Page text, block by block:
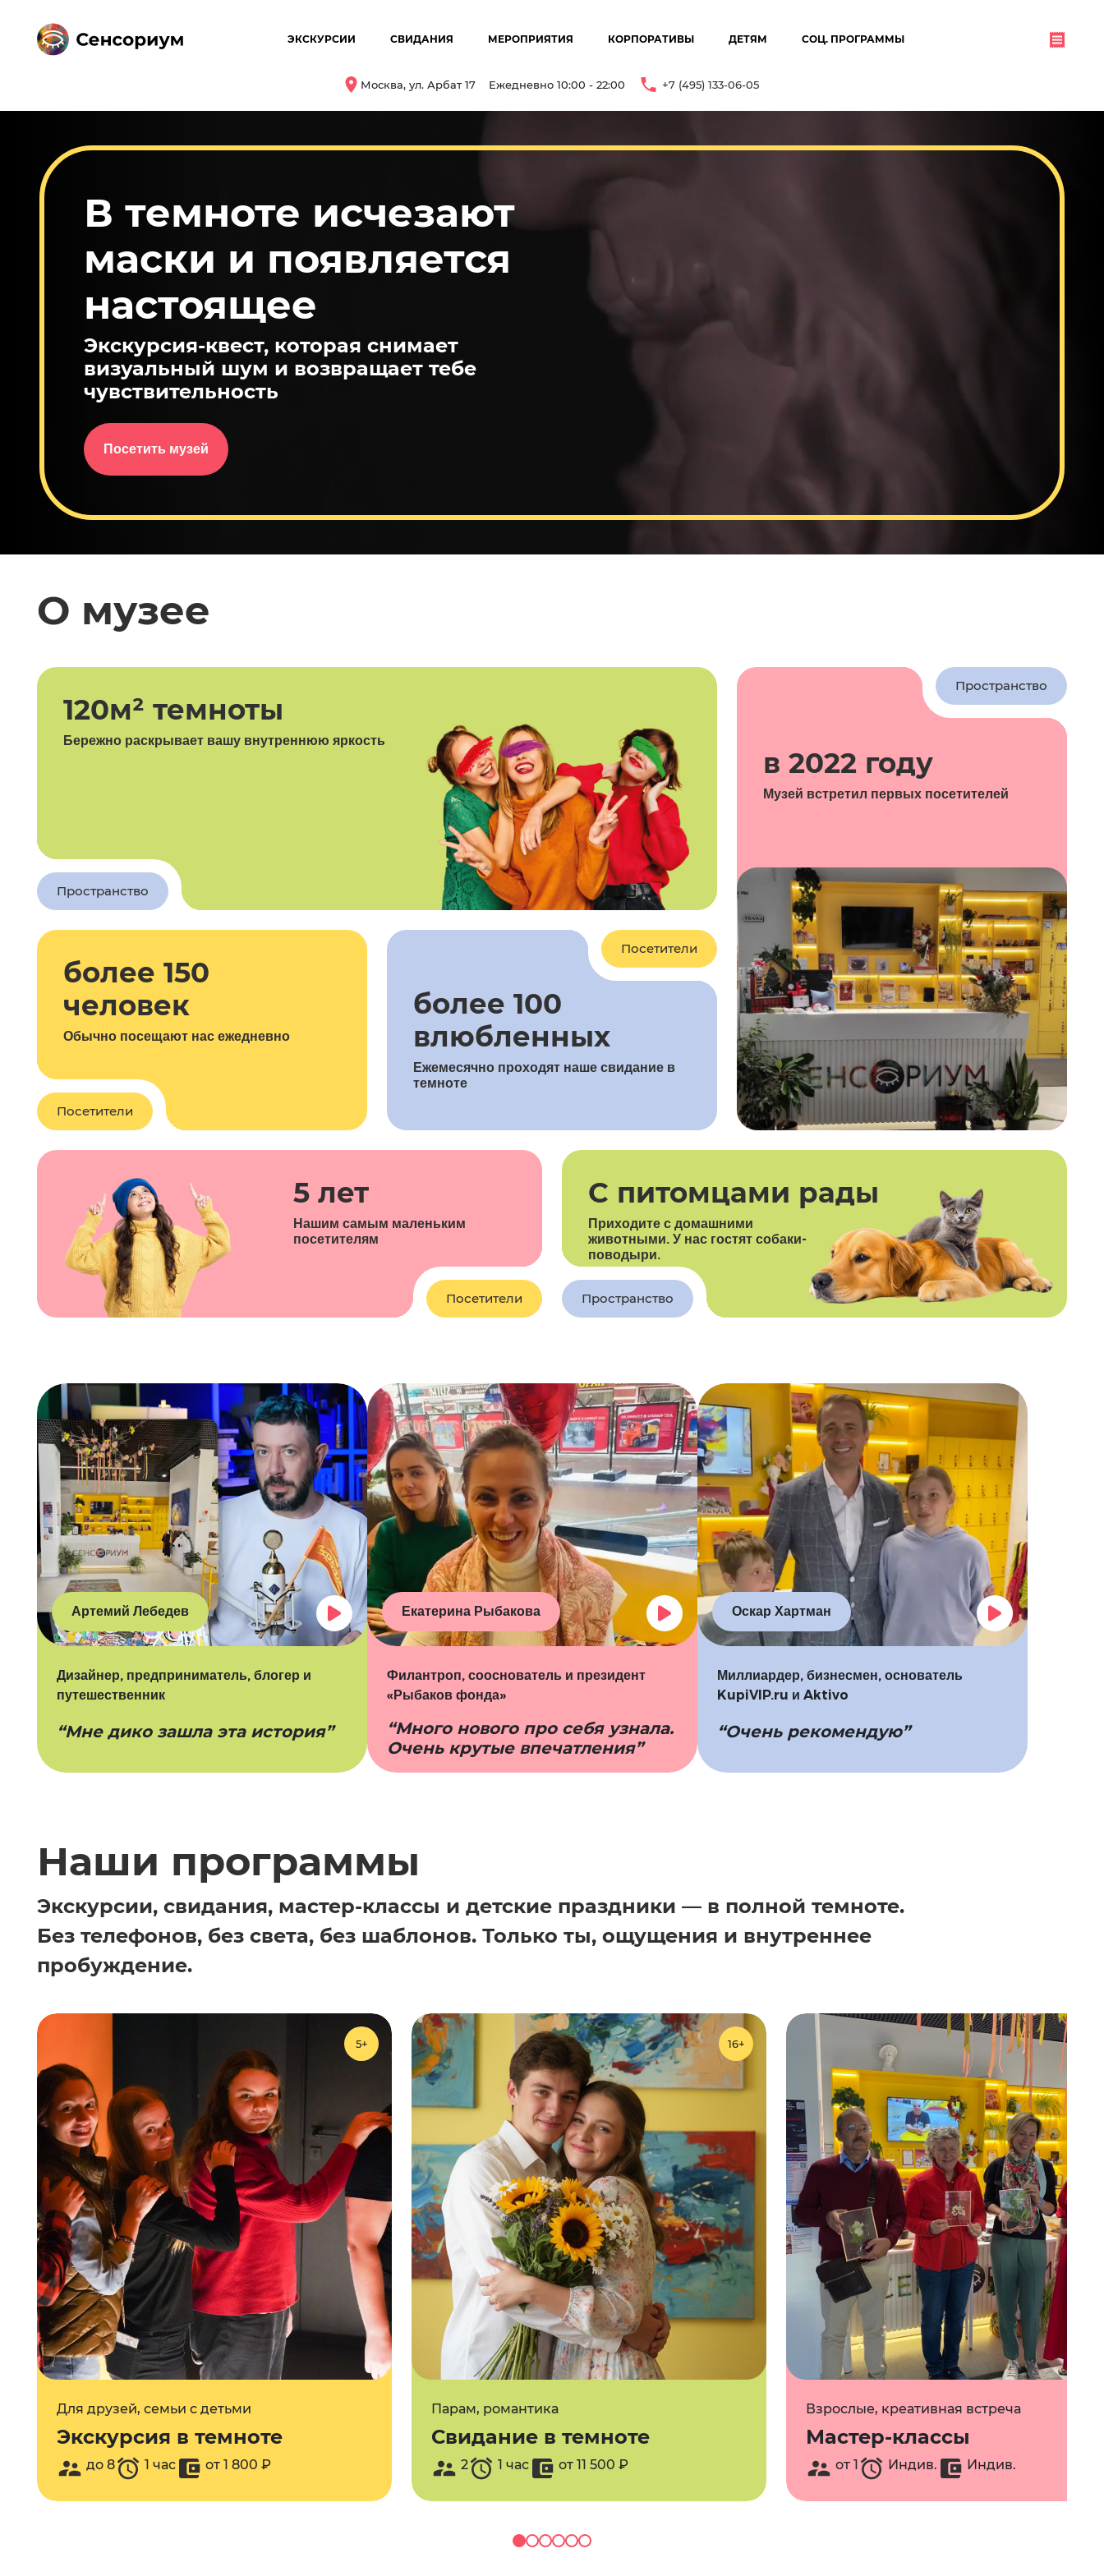
ЭКСКУРСИИ СВИДАНИЯ МЕРОПРИЯТИЯ КОРПОРАТИВЫ ДЕТЯМ СОЦ. ПРОГРАММЫ
Москва, ул. Арбат 17 Ежедневно 10:00 - 22:00 +7 (495) 133-06-05
В темноте исчезают
маски и появляется
настоящее
Экскурсия-квест, которая снимает
визуальный шум и возвращает тебе
чувствительность
Посетить музей
О музее
120м² темноты
Бережно раскрывает вашу внутреннюю яркость
Пространство
более 150
человек
Обычно посещают нас ежедневно
Посетители
более 100
влюбленных
Ежемесячно проходят наше свидание в
темноте
Посетители
в 2022 году
Музей встретил первых посетителей
Пространство
5 лет
Нашим самым маленьким
посетителям
Посетители
С питомцами рады
Приходите с домашними
животными. У нас гостят собаки-
поводыри.
Пространство
Артемий Лебедев
Дизайнер, предприниматель, блогер и
путешественник
“Мне дико зашла эта история”
Екатерина Рыбакова
Филантроп, сооснователь и президент
«Рыбаков фонда»
“Много нового про себя узнала.
Очень крутые впечатления”
Оскар Хартман
Миллиардер, бизнесмен, основатель
KupiVIP.ru и Aktivo
“Очень рекомендую”
Наши программы
Экскурсии, свидания, мастер-классы и детские праздники — в полной темноте.
Без телефонов, без света, без шаблонов. Только ты, ощущения и внутреннее
пробуждение.
Для друзей, семьи с детьми
Экскурсия в темноте
до 8 1 час от 1 800 ₽
5+
Парам, романтика
Свидание в темноте
2 1 час от 11 500 ₽
Парам, романтика
16+
Взрослые, креативная встреча
Мастер-классы
от 1 Индив. Индив.